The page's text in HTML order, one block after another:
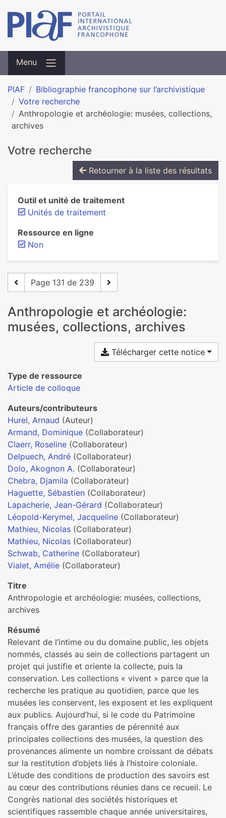
Menu
PIAF
Bibliographie francophone sur l’archivistique
Votre recherche
Anthropologie et archéologie: musées, collections,
archives
Votre recherche
Retourner à la liste des résultats
Outil et unité de traitement
Unités de traitement
Ressource en ligne
Non
Page 131 de 239
Anthropologie et archéologie:
musées, collections, archives
Télécharger cette notice
Type de ressource
Article de colloque
Auteurs/contributeurs
Hurel, Arnaud (Auteur)
Armand, Dominique (Collaborateur)
Claerr, Roseline (Collaborateur)
Delpuech, André (Collaborateur)
Dolo, Akognon A. (Collaborateur)
Chebra, Djamila (Collaborateur)
Haguette, Sébastien (Collaborateur)
Lapacherie, Jean-Gérard (Collaborateur)
Léopold-Kerymel, Jacqueline (Collaborateur)
Mathieu, Nicolas (Collaborateur)
Mathieu, Nicolas (Collaborateur)
Schwab, Catherine (Collaborateur)
Vialet, Amélie (Collaborateur)
Titre
Anthropologie et archéologie: musées, collections,
archives
Résumé
Relevant de l’intime ou du domaine public, les objets
nommés, classés au sein de collections partagent un
projet qui justifie et oriente la collecte, puis la
conservation. Les collections « vivent » parce que la
recherche les pratique au quotidien, parce que les
musées les conservent, les exposent et les expliquent
aux publics. Aujourd’hui, si le code du Patrimoine
français offre des garanties de pérennité aux
principales collections des musées, la question des
provenances alimente un nombre croissant de débats
sur la restitution d’objets liés à l’histoire coloniale.
L’étude des conditions de production des savoirs est
au cœur des contributions réunies dans ce recueil. Le
Congrès national des sociétés historiques et
scientifiques rassemble chaque année universitaires,